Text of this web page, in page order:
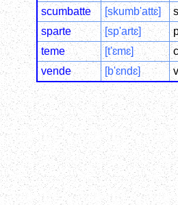
scumbatte
[skumb'attɛ]
sparte
[sp'artɛ]
teme
[t'ɛmɛ]
vende
[b'ɛndɛ]